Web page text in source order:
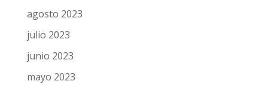
agosto 2023
julio 2023
junio 2023
mayo 2023